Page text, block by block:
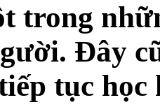
trong
Đây
tục